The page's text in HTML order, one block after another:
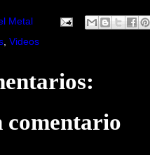
Metal
Videos
comentario